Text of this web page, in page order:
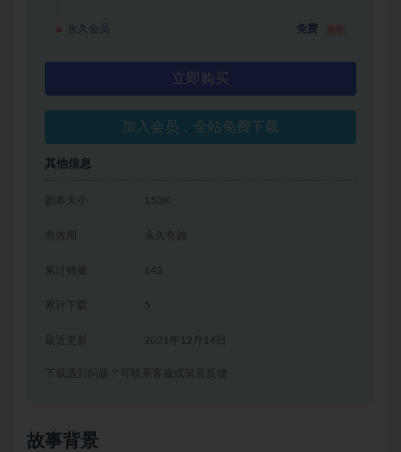
永久会员 免费
立即购买
加入会员，全站免费下载
其他信息
剧本大小 153K
有效期 永久有效
累计销量 142
累计下载 5
2021年12月14日
下载遇到问题？可联系客服或留言反馈
故事背景